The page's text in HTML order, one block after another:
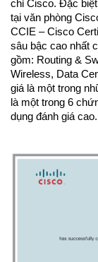
chỉ Cisco. Đặc
tại văn phòng
CCIE – Cisco
sâu bậc cao nhất
gồm: Routing &
Wireless, Data
giá là một trong
là một trong 6
dụng đánh giá cao.